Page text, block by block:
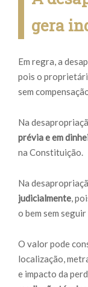
gera
Em regra, a
pois o
sem
Na
prévia e em
na Constituição.
Na
judicialmente,
o bem sem
O valor pode
localização,
e impacto da